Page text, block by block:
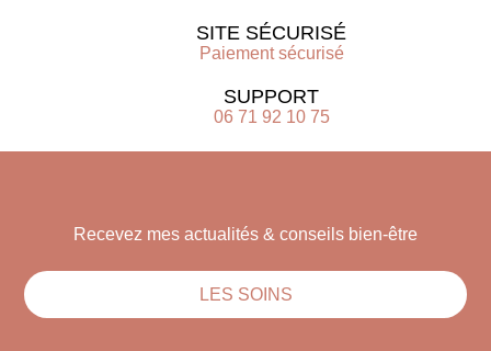
SITE SÉCURISÉ
Paiement sécurisé
SUPPORT
06 71 92 10 75
Recevez mes actualités & conseils bien-être
LES SOINS